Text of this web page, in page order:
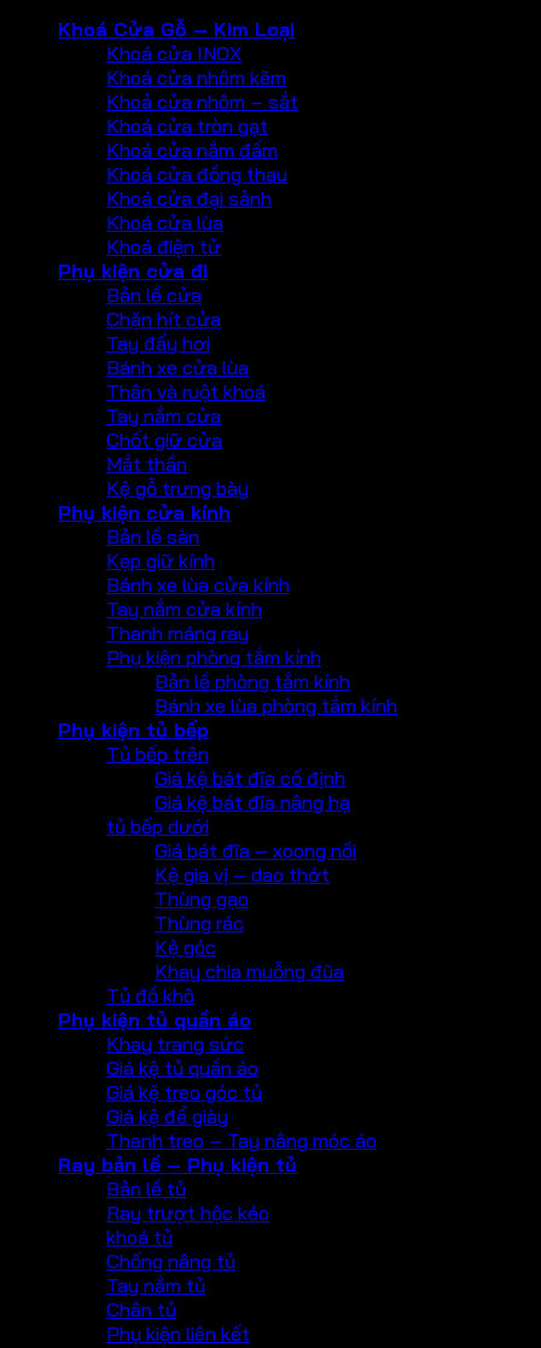
Khoá Cửa Gỗ – Kim Loại
Khoá cửa INOX
Khoá cửa nhôm kẽm
Khoả cửa nhôm – sắt
Khoá cửa tròn gạt
Khoá cửa nắm đấm
Khoá cửa đồng thau
Khoá cửa đại sảnh
Khoá cửa lùa
Khoá điện tử
Phụ kiện cửa đi
Bản lề cửa
Chặn hít cửa
Tay đẩy hơi
Bánh xe cửa lùa
Thân và ruột khoá
Tay nắm cửa
Chốt giữ cửa
Mắt thần
Kệ gỗ trưng bày
Phụ kiện cửa kính
Bản lề sàn
Kẹp giữ kính
Bánh xe lùa cửa kính
Tay nắm cửa kính
Thanh máng ray
Phụ kiện phòng tắm kính
Bản lề phòng tắm kính
Bánh xe lùa phòng tắm kính
Phụ kiện tủ bếp
Tủ bếp trên
Giá kệ bát đĩa cố định
Giá kệ bát đĩa nâng hạ
tủ bếp dưới
Giá bát đĩa – xoong nồi
Kệ gia vị – dao thớt
Thùng gạo
Thùng rác
Kệ góc
Khay chia muỗng đũa
Tủ đồ khô
Phụ kiện tủ quần áo
Khay trang sức
Giá kệ tủ quần áo
Giá kệ treo góc tủ
Giá kệ để giày
Thanh treo – Tay nâng móc áo
Ray bản lề – Phụ kiện tủ
Bản lề tủ
Ray trượt hộc kéo
khoá tủ
Chống nâng tủ
Tay nắm tủ
Chân tủ
Phụ kiện liên kết